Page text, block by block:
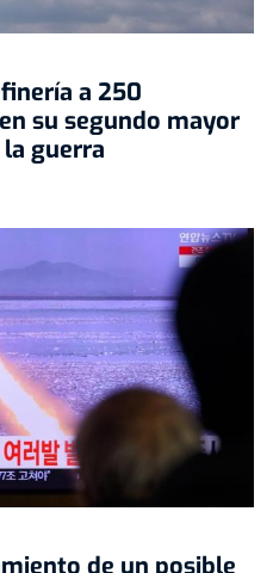
a 250
su segundo mayor
guerra
de un posible